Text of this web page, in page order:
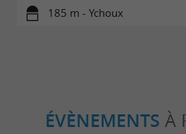
185 m - Ychoux
ÉVÈNEMENTS À